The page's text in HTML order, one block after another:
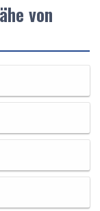
von